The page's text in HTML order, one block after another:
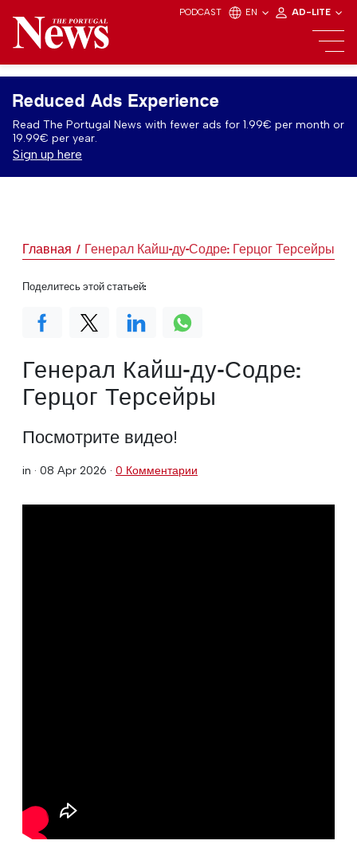
PODCAST EN AD-LITE
Reduced Ads Experience
Read The Portugal News with fewer ads for 1.99€ per month or
19.99€ per year.
Sign up here
Главная Генерал Кайш-ду-Содре: Герцог Терсейры
Генерал Кайш-ду-Содре:
Герцог Терсейры
Посмотрите видео!
in · 08 Apr 2026 · 0 Комментарии
Поделитесь этой статьей: